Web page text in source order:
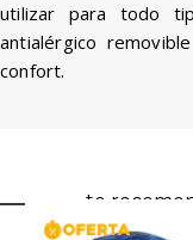
utilizar para todo
antialérgico
confort.
te